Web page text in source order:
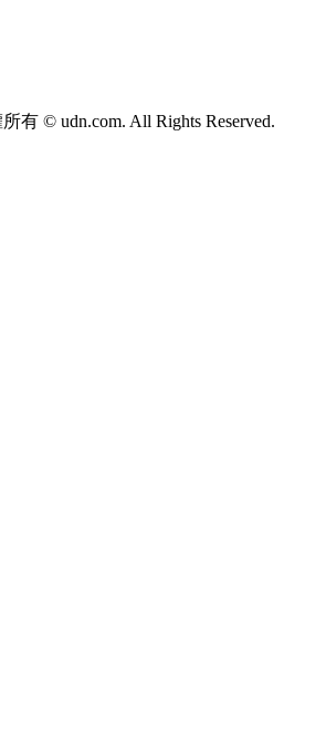
有 © udn.com. All Rights Reserved.